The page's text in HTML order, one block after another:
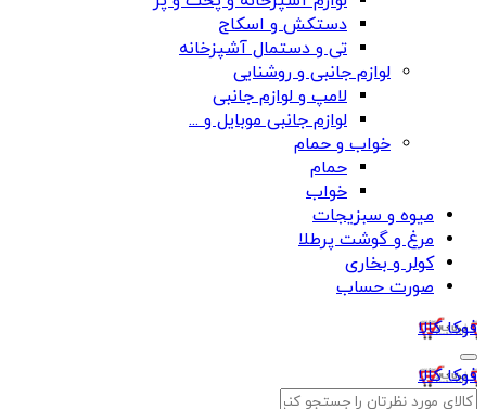
دستکش و اسکاج
تی و دستمال آشپزخانه
لوازم جانبی و روشنایی
لامپ و لوازم جانبی
لوازم جانبی موبایل و ...
خواب و حمام
حمام
خواب
میوه و سبزیجات
مرغ و گوشت پرطلا
کولر و بخاری
صورت حساب
فوکا کالا
فوکا کالا